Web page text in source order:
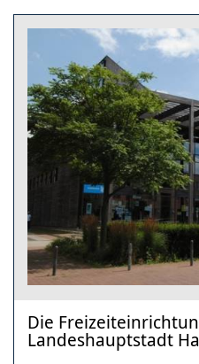
Die
Landeshauptstadt